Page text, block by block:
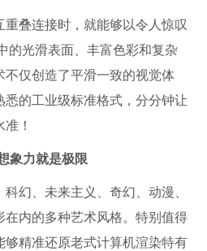
叠连接时，就能够以令人惊叹
的光滑表面、丰富色彩和复杂
仅创造了平滑一致的视觉体
的工业级标准格式，分分钟让
！
象力就是极限
幻、未来主义、奇幻、动漫、
内的多种艺术风格。特别值得
精准还原老式计算机渲染特有